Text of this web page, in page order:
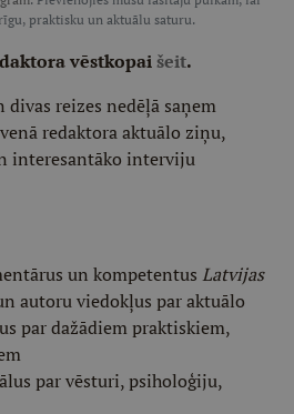
praktisku un aktuālu saturu.
vēstkopaišeit.
reizes nedēļā saņem
redaktora aktuālo ziņu,
interesantāko interviju
un kompetentus Latvijas
autoru viedokļus par aktuālo
par dažādiem praktiskiem,
par vēsturi, psiholoģiju,